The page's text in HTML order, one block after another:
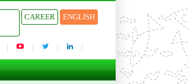
CAREER ENGLISH